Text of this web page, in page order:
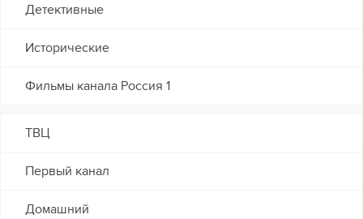
Детективные
Исторические
Фильмы канала Россия 1
ТВЦ
Первый канал
Домашний